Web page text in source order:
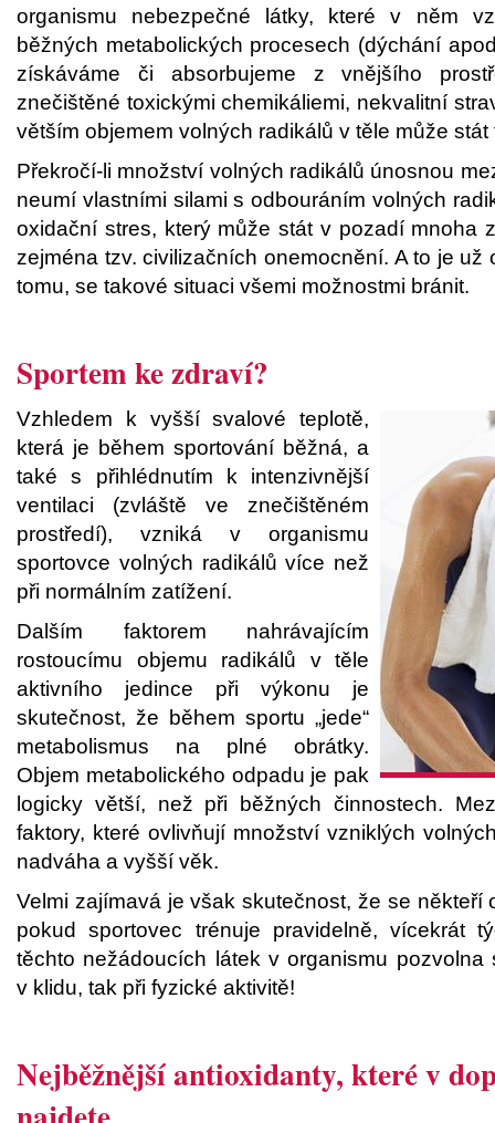
organismu nebezpečné látky, které v něm
běžných metabolických procesech (dýchání
získáváme či absorbujeme z vnějšího
znečištěné toxickými chemikáliemi, nekvalitní
větším objemem volných radikálů v těle může
Překročí-li množství volných radikálů únosnou
neumí vlastními silami s odbouráním volných
oxidační stres, který může stát v pozadí mnoha
zejména tzv. civilizačních onemocnění. A to je už
tomu, se takové situaci všemi možnostmi bránit.
Sportem ke zdraví?
Vzhledem k vyšší svalové teplotě,
která je během sportování běžná, a
také s přihlédnutím k intenzivnější
ventilaci (zvláště ve znečištěném
prostředí), vzniká v organismu
sportovce volných radikálů více než
při normálním zatížení.
Dalším faktorem nahrávajícím
rostoucímu objemu radikálů v těle
aktivního jedince při výkonu je
skutečnost, že během sportu „jede“
metabolismus na plné obrátky.
Objem metabolického odpadu je pak
logicky větší, než při běžných činnostech.
faktory, které ovlivňují množství vzniklých
nadváha a vyšší věk.
Velmi zajímavá je však skutečnost, že se někteří
pokud sportovec trénuje pravidelně, vícekrát
těchto nežádoucích látek v organismu
v klidu, tak při fyzické aktivitě!
Nejběžnější antioxidanty, které v